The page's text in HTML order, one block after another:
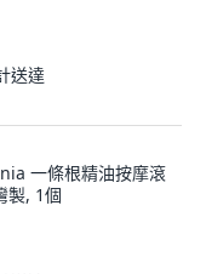
送達
一條根精油按摩滾
製, 1個